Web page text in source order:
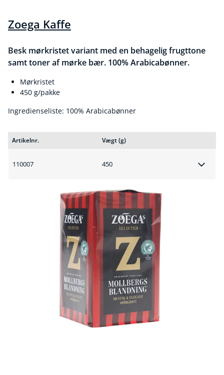
Zoega Kaffe
Besk mørkristet variant med en behagelig frugttone
samt toner af mørke bær. 100% Arabicabønner.
Mørkristet
450 g/pakke
Ingredienseliste: 100% Arabicabønner
Artikelnr. Vægt (g)
110007 450